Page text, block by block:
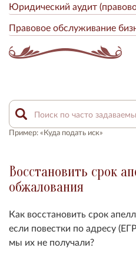
Юридический аудит
Правовое обслуживание
Пример: «Куда подать иск»
Восстановить срок
обжалования
Как восстановить срок
если повестки по адресу
мы их не получали?